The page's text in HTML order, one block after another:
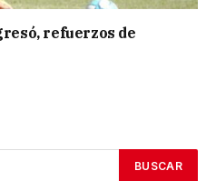
refuerzos de